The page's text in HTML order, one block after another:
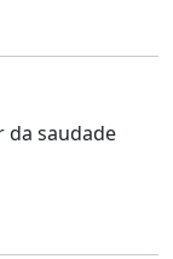
da saudade